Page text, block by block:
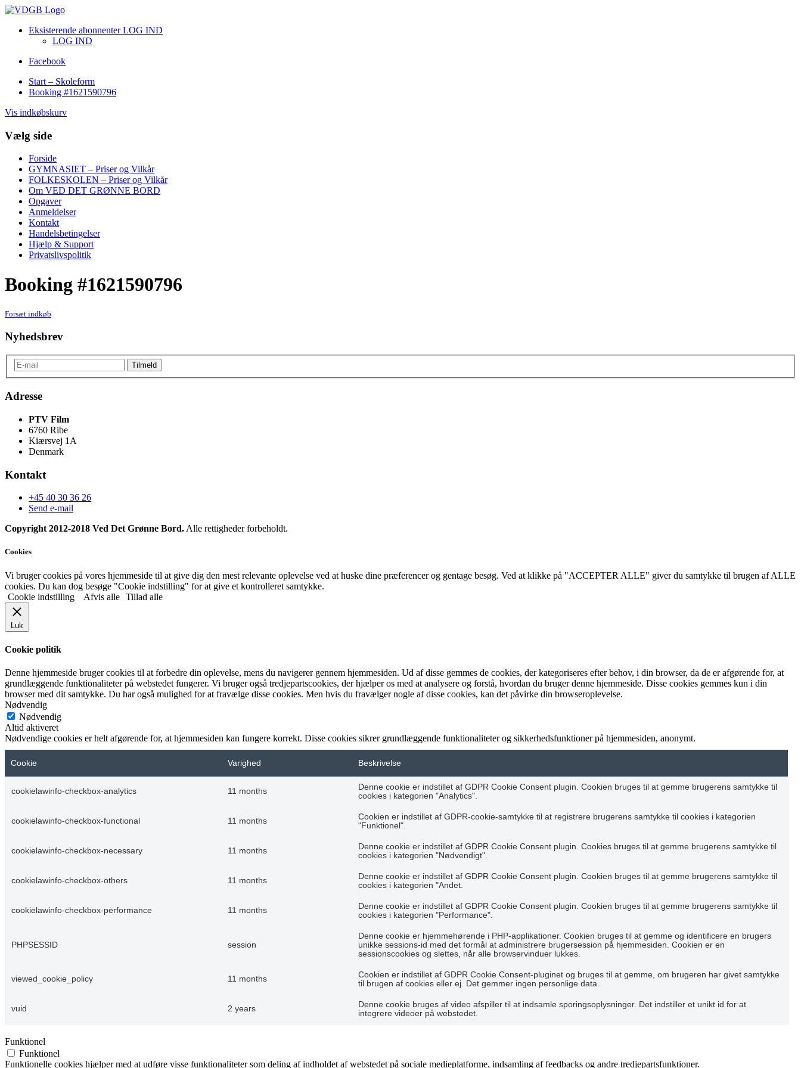
Eksisterende abonnenter LOG IND
LOG IND
Facebook
Start – Skoleform
Booking #1621590796
Vis indkøbskurv
Vælg side
Forside
GYMNASIET – Priser og Vilkår
FOLKESKOLEN – Priser og Vilkår
Om VED DET GRØNNE BORD
Opgaver
Anmeldelser
Kontakt
Handelsbetingelser
Hjælp & Support
Privatslivspolitik
Booking #1621590796
Forsæt indkøb
Nyhedsbrev
Adresse
PTV Film
6760 Ribe
Kiærsvej 1A
Denmark
Kontakt
+45 40 30 36 26
Send e-mail
Copyright 2012-2018 Ved Det Grønne Bord. Alle rettigheder forbeholdt.
Cookies
Vi bruger cookies på vores hjemmeside til at give dig den mest relevante oplevelse ved at huske dine præferencer og gentage besøg. Ved at klikke på "ACCEPTER ALLE" giver du samtykke til brugen af ALLE
cookies. Du kan dog besøge "Cookie indstilling" for at give et kontrolleret samtykke.
Cookie indstilling
Afvis alle Tillad alle
Luk
Cookie politik
Denne hjemmeside bruger cookies til at forbedre din oplevelse, mens du navigerer gennem hjemmesiden. Ud af disse gemmes de cookies, der kategoriseres efter behov, i din browser, da de er afgørende for, at
grundlæggende funktionaliteter på webstedet fungerer. Vi bruger også tredjepartscookies, der hjælper os med at analysere og forstå, hvordan du bruger denne hjemmeside. Disse cookies gemmes kun i din
browser med dit samtykke. Du har også mulighed for at fravælge disse cookies. Men hvis du fravælger nogle af disse cookies, kan det påvirke din browseroplevelse.
Nødvendig
Nødvendig
Altid aktiveret
Nødvendige cookies er helt afgørende for, at hjemmesiden kan fungere korrekt. Disse cookies sikrer grundlæggende funktionaliteter og sikkerhedsfunktioner på hjemmesiden, anonymt.
Cookie Varighed Beskrivelse
cookielawinfo-checkbox-analytics 11 months
Denne cookie er indstillet af GDPR Cookie Consent plugin. Cookien bruges til at gemme brugerens samtykke til
cookies i kategorien "Analytics".
cookielawinfo-checkbox-functional 11 months
Cookien er indstillet af GDPR-cookie-samtykke til at registrere brugerens samtykke til cookies i kategorien
"Funktionel".
cookielawinfo-checkbox-necessary 11 months
Denne cookie er indstillet af GDPR Cookie Consent plugin. Cookies bruges til at gemme brugerens samtykke til
cookies i kategorien "Nødvendigt".
cookielawinfo-checkbox-others 11 months
Denne cookie er indstillet af GDPR Cookie Consent plugin. Cookien bruges til at gemme brugerens samtykke til
cookies i kategorien "Andet.
cookielawinfo-checkbox-performance 11 months
Denne cookie er indstillet af GDPR Cookie Consent plugin. Cookien bruges til at gemme brugerens samtykke til
cookies i kategorien "Performance".
PHPSESSID session
Denne cookie er hjemmehørende i PHP-applikationer. Cookien bruges til at gemme og identificere en brugers
unikke sessions-id med det formål at administrere brugersession på hjemmesiden. Cookien er en
sessionscookies og slettes, når alle browservinduer lukkes.
viewed_cookie_policy 11 months
Cookien er indstillet af GDPR Cookie Consent-pluginet og bruges til at gemme, om brugeren har givet samtykke
til brugen af cookies eller ej. Det gemmer ingen personlige data.
vuid 2 years
Denne cookie bruges af video afspiller til at indsamle sporingsoplysninger. Det indstiller et unikt id for at
integrere videoer på webstedet.
Funktionel
Funktionel
Funktionelle cookies hjælper med at udføre visse funktionaliteter som deling af indholdet af webstedet på sociale medieplatforme, indsamling af feedbacks og andre tredjepartsfunktioner.